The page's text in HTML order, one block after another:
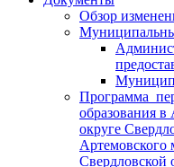
Обзор
Программа
образования
округе
Артемовского
Свердловской